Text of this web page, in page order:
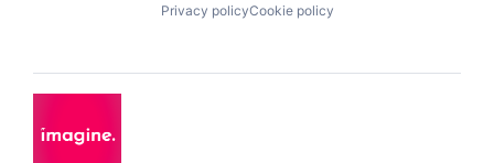
Privacy policyCookie policy